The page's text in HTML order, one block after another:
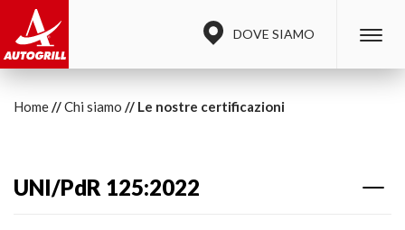
DOVE SIAMO
Home Chi siamo Le nostre certificazioni
UNI/PdR 125:2022